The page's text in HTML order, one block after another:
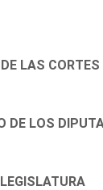
LAS CORTES
DE LOS